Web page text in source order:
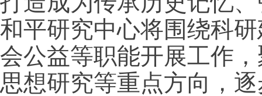
和平研究中心将围绕科
会公益等职能开展工作
思想研究等重点方向，